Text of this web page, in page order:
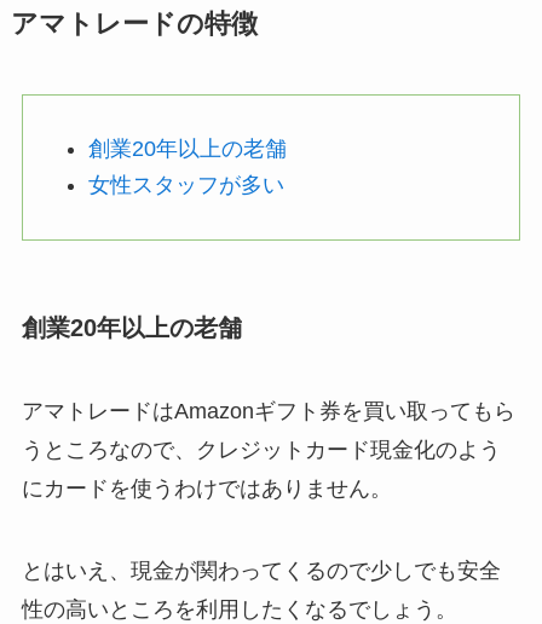
アマトレードの特徴
創業20年以上の老舗
女性スタッフが多い
創業20年以上の老舗
アマトレードはAmazonギフト券を買い取ってもら
うところなので、クレジットカード現金化のよう
にカードを使うわけではありません。
とはいえ、現金が関わってくるので少しでも安全
性の高いところを利用したくなるでしょう。